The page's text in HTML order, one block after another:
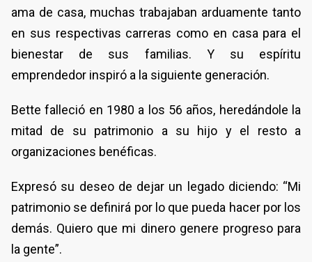
ama de casa, muchas trabajaban arduamente tanto
en sus respectivas carreras como en casa para el
bienestar de sus familias. Y su espíritu
emprendedor inspiró a la siguiente generación.
Bette falleció en 1980 a los 56 años, heredándole la
mitad de su patrimonio a su hijo y el resto a
organizaciones benéficas.
Expresó su deseo de dejar un legado diciendo: “Mi
patrimonio se definirá por lo que pueda hacer por los
demás. Quiero que mi dinero genere progreso para
la gente”.